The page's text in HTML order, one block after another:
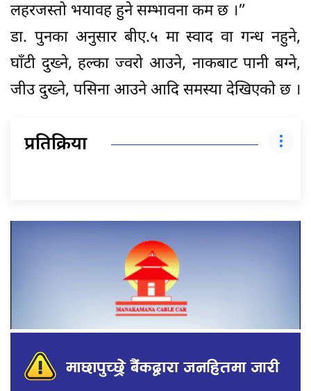
लहरजस्तो भयावह हुने सम्भावना कम छ ।”
डा. पुनका अनुसार बीए.५ मा स्वाद वा गन्ध नहुने,
घाँटी दुख्ने, हल्का ज्वरो आउने, नाकबाट पानी बग्ने,
जीउ दुख्ने, पसिना आउने आदि समस्या देखिएको छ ।
प्रतिक्रिया